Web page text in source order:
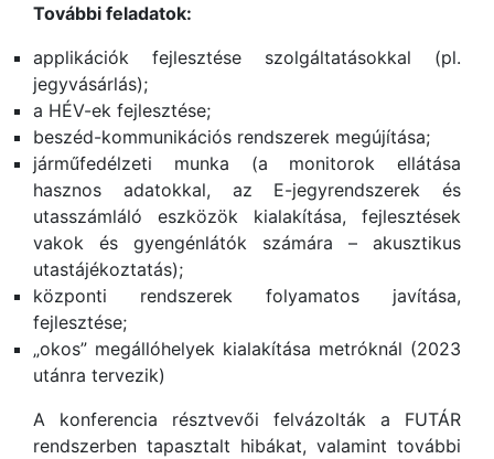
További feladatok:
applikációk fejlesztése szolgáltatásokkal (pl.
jegyvásárlás);
a HÉV-ek fejlesztése;
beszéd-kommunikációs rendszerek megújítása;
járműfedélzeti munka (a monitorok ellátása
hasznos adatokkal, az E-jegyrendszerek és
utasszámláló eszközök kialakítása, fejlesztések
vakok és gyengénlátók számára – akusztikus
utastájékoztatás);
központi rendszerek folyamatos javítása,
fejlesztése;
„okos” megállóhelyek kialakítása metróknál (2023
utánra tervezik)
A konferencia résztvevői felvázolták a FUTÁR
rendszerben tapasztalt hibákat, valamint további